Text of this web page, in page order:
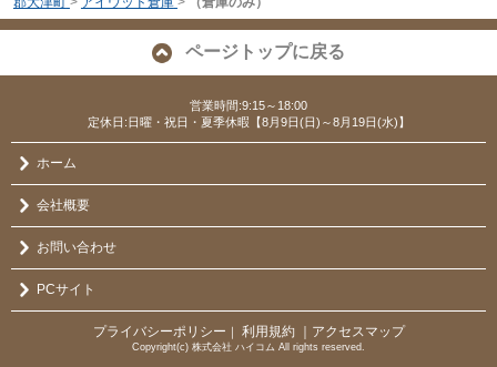
ページトップに戻る
営業時間:9:15～18:00
定休日:日曜・祝日・夏季休暇【8月9日(日)～8月19日(水)】
ホーム
会社概要
お問い合わせ
PCサイト
プライバシーポリシー ｜ 利用規約 ｜アクセスマップ
Copyright(c) 株式会社 ハイコム All rights reserved.